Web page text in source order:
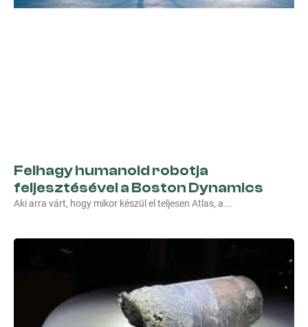
Felhagy humanoid robotja
feljesztésével a Boston Dynamics
Aki arra várt, hogy mikor készül el teljesen Atlas, a